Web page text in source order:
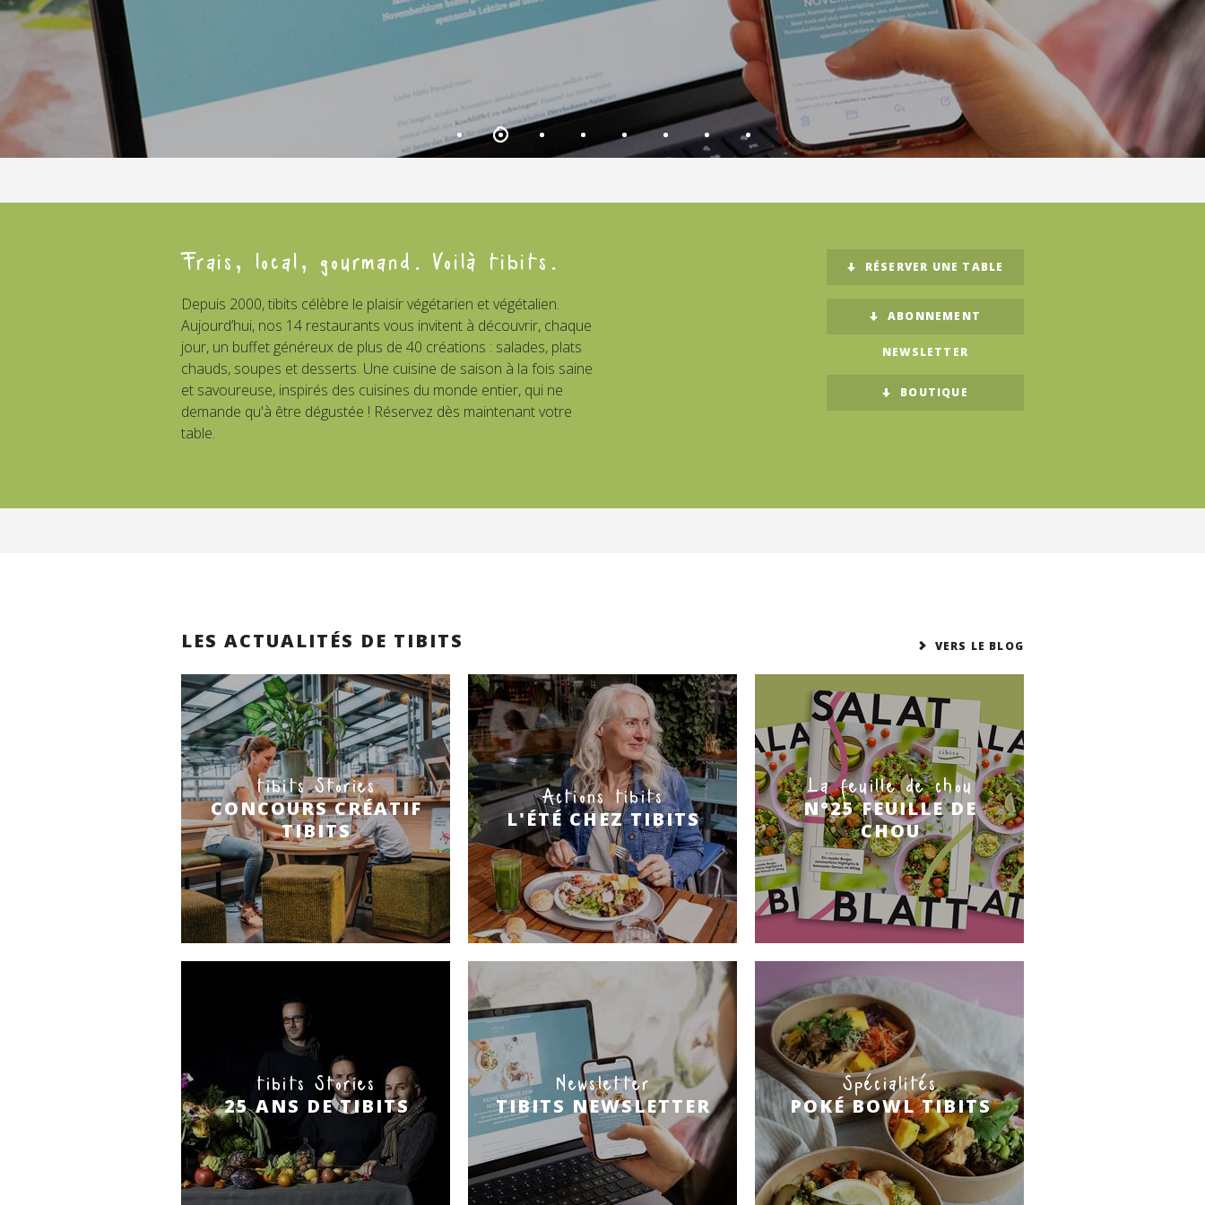
Frais, local, gourmand. Voilà tibits.
Depuis 2000, tibits célèbre le plaisir végétarien et végétalien.
Aujourd’hui, nos 14 restaurants vous invitent à découvrir, chaque
jour, un buffet généreux de plus de 40 créations : salades, plats
chauds, soupes et desserts. Une cuisine de saison à la fois saine
et savoureuse, inspirés des cuisines du monde entier, qui ne
demande qu'à être dégustée ! Réservez dès maintenant votre
table.
RÉSERVER UNE TABLE
ABONNEMENT
NEWSLETTER
BOUTIQUE
LES ACTUALITÉS DE TIBITS VERS LE BLOG
tibits Stories
CONCOURS CRÉATIF
TIBITS
Actions tibits
L'ÉTÉ CHEZ TIBITS
La feuille de chou
N°25 FEUILLE DE
CHOU
tibits Stories
25 ANS DE TIBITS
Newsletter
TIBITS NEWSLETTER
Spécialités
POKÉ BOWL TIBITS